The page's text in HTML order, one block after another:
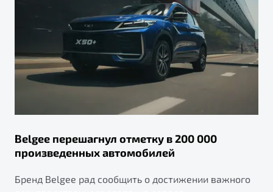
Belgee перешагнул отметку в 200 000
произведенных автомобилей
Бренд Belgee рад сообщить о достижении важного